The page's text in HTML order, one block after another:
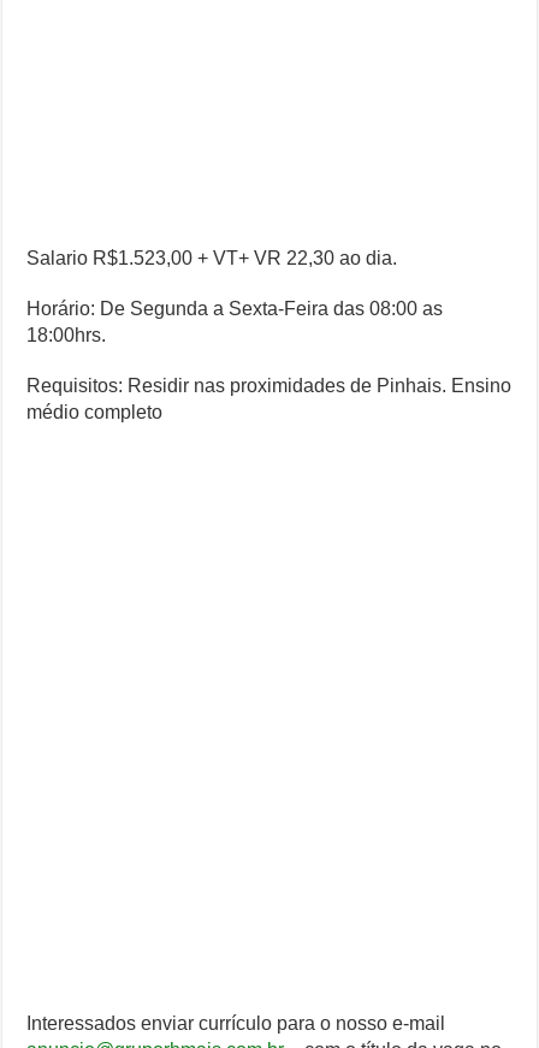
Salario R$1.523,00 + VT+ VR 22,30 ao dia.
Horário: De Segunda a Sexta-Feira das 08:00 as
18:00hrs.
Requisitos: Residir nas proximidades de Pinhais. Ensino
médio completo
Interessados enviar currículo para o nosso e-mail